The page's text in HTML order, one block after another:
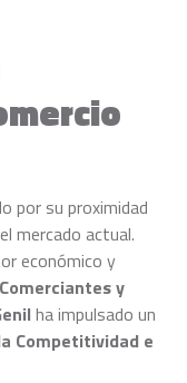
por su proximidad
mercado actual.
económico y
y
ha impulsado un
Competitividad e